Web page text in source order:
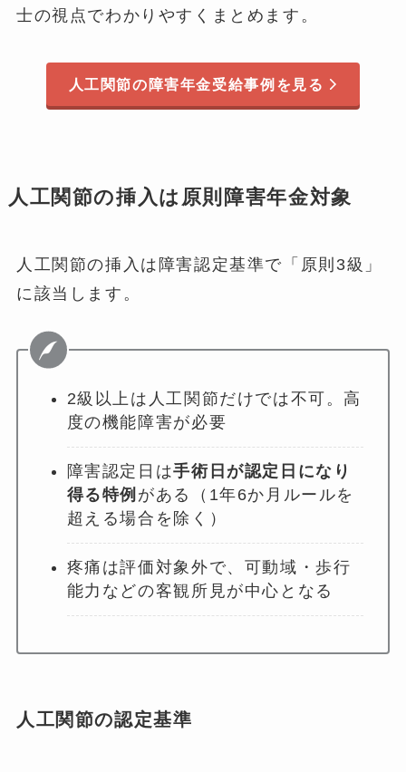
士の視点でわかりやすくまとめます。
人工関節の障害年金受給事例を見る
人工関節の挿入は原則障害年金対象
人工関節の挿入は障害認定基準で「原則3級」
に該当します。
2級以上は人工関節だけでは不可。高
度の機能障害が必要
障害認定日は手術日が認定日になり
得る特例 がある（1年6か月ルールを
超える場合を除く）
疼痛は評価対象外で、可動域・歩行
能力などの客観所見が中心となる
人工関節の認定基準